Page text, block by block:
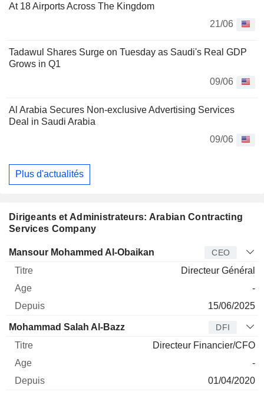
At 18 Airports Across The Kingdom
21/06
Tadawul Shares Surge on Tuesday as Saudi's Real GDP
Grows in Q1
09/06
Al Arabia Secures Non-exclusive Advertising Services
Deal in Saudi Arabia
09/06
Plus d'actualités
Dirigeants et Administrateurs: Arabian Contracting
Services Company
Dirigeant Titre Age Depuis
Mansour Mohammed Al-Obaikan CEO
Directeur Général
-
15/06/2025
Mohammad Salah Al-Bazz DFI
Directeur Financier/CFO
-
01/04/2020